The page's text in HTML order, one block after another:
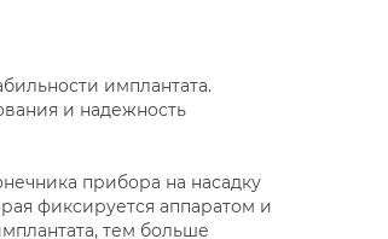
имплантата.
и надежность
прибора на насадку
фиксируется аппаратом и
тем больше